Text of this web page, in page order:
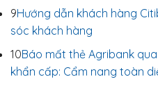
9Hướng dẫn khách hàng
sóc khách hàng
10Báo mất thẻ Agribank
khẩn cấp: Cẩm nang toàn